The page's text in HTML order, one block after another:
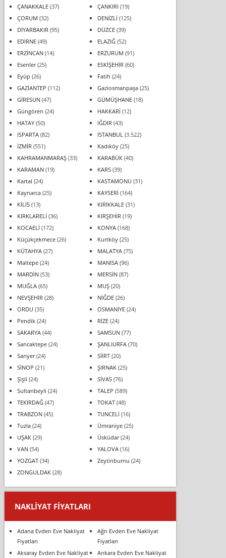
ÇANAKKALE(37) ÇANKIRI (19)
ÇORUM (32) DENİZLİ (125)
DİYARBAKIR (95) DÜZCE(39)
EDİRNE(49) ELAZIĞ(52)
ERZİNCAN(14) ERZURUM (91)
Esenler(25) ESKİŞEHİR (60)
Eyüp (26) Fatih (24)
GAZİANTEP (112) Gaziosmanpaşa(25)
GİRESUN(47) GÜMÜŞHANE(18)
Güngören (24) HAKKARİ (12)
HATAY(50) IĞDIR (43)
ISPARTA(82) İSTANBUL (3.522)
İZMİR (551) Kadıköy(25)
KAHRAMANMARAŞ(33) KARABÜK(40)
KARAMAN(19) KARS(39)
Kartal (24) KASTAMONU (31)
Kaynarca(25) KAYSERİ (164)
KİLİS(13) KIRIKKALE(31)
KIRKLARELİ (36) KIRŞEHİR (19)
KOCAELİ (172) KONYA(168)
Küçükçekmece(26) Kurtköy(25)
KÜTAHYA(27) MALATYA(75)
Maltepe(24) MANİSA(96)
MARDİN(53) MERSİN(87)
MUĞLA(65) MUŞ(20)
NEVŞEHİR (28) NİĞDE(26)
ORDU (35) OSMANİYE(24)
Pendik(24) RİZE(24)
SAKARYA(44) SAMSUN(77)
Sancaktepe(24) ŞANLIURFA(70)
Sarıyer(24) SİİRT(20)
SİNOP (21) ŞIRNAK(25)
Şişli (24) SİVAS(76)
Sultanbeyli (24) TALEP (589)
TEKİRDAĞ(47) TOKAT(48)
TRABZON(45) TUNCELİ (16)
Tuzla(24) Ümraniye(25)
UŞAK(29) Üsküdar(24)
VAN(54) YALOVA(16)
YOZGAT(34) Zeytinburnu (24)
ZONGULDAK(28)
NAKLIYAT FIYATLARI
Adana Evden Eve Nakliyat
Fiyatları
Ağrı Evden Eve Nakliyat
Fiyatları
Aksaray Evden Eve Nakliyat
Ankara Evden Eve Nakliyat